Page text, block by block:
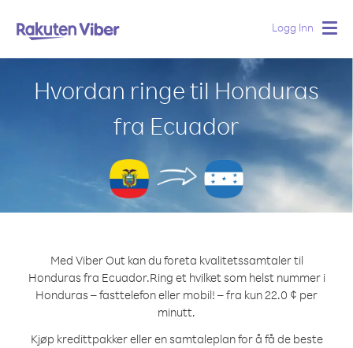
Logg Inn
Hvordan ringe til Honduras
fra Ecuador
Med Viber Out kan du foreta kvalitetssamtaler til
Honduras fra Ecuador.Ring et hvilket som helst nummer i
Honduras – fasttelefon eller mobil! – fra kun 22.0 ¢ per
minutt.
Kjøp kredittpakker eller en samtaleplan for å få de beste